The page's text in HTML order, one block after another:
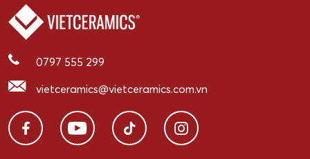
0797 555 299
vietceramics@vietceramics.com.vn